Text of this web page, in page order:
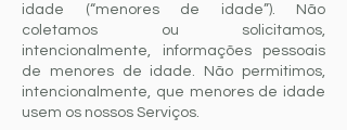
idade (“menores de idade”). Não
coletamos ou solicitamos,
intencionalmente, informações pessoais
de menores de idade. Não permitimos,
intencionalmente, que menores de idade
usem os nossos Serviços.